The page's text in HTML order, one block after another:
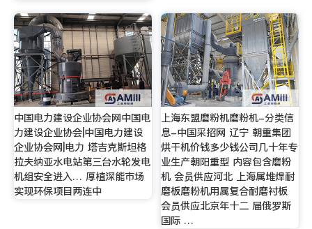
中国电力建设企业协会网中国电
力建设企业协会|中国电力建设
企业协会网|电力 塔吉克斯坦格
拉夫纳亚水电站第三台水轮发电
机组安全进入… 厚植深能市场
实现环保项目两连中
上海东盟磨粉机磨粉机-分类信
息-中国采招网 辽宁 朝重集团
烘干机价钱多少钱公司几十年专
业生产朝阳重型 内容包含磨粉
机 会员供应河北 上海属堆焊耐
磨板磨粉机用属复合耐磨衬板
会员供应北京年十二 届俄罗斯
国际 …